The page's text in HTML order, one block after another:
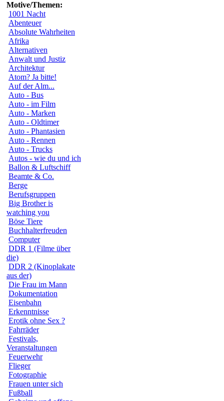
Motive/Themen:
1001 Nacht
Abenteuer
Absolute Wahrheiten
Afrika
Alternativen
Anwalt und Justiz
Architektur
Atom? Ja bitte!
Auf der Alm...
Auto - Bus
Auto - im Film
Auto - Marken
Auto - Oldtimer
Auto - Phantasien
Auto - Rennen
Auto - Trucks
Autos - wie du und ich
Ballon & Luftschiff
Beamte & Co.
Berge
Berufsgruppen
Big Brother is
watching you
Böse Tiere
Buchhalterfreuden
Computer
DDR 1 (Filme über
die)
DDR 2 (Kinoplakate
aus der)
Die Frau im Mann
Dokumentation
Eisenbahn
Erkenntnisse
Erotik ohne Sex ?
Fahrräder
Festivals,
Veranstaltungen
Feuerwehr
Flieger
Fotographie
Frauen unter sich
Fußball